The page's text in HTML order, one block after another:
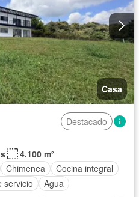
Casa
Destacado
4.100 m²
Chimenea
Cocina integral
servicio Agua